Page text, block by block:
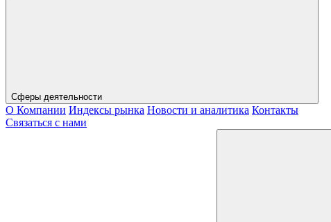
Сферы деятельности
О Компании Индексы рынка Новости и аналитика Контакты
Связаться с нами